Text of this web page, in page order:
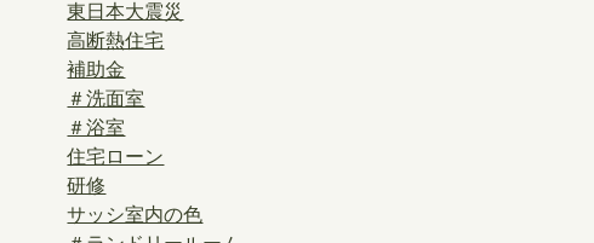
東日本大震災
高断熱住宅
補助金
＃洗面室
＃浴室
住宅ローン
研修
サッシ室内の色